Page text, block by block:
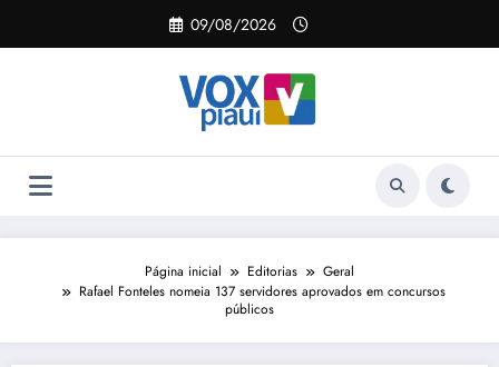
o
09/08/2026
Página inicial Editorias
Geral
Rafael Fonteles nomeia 137 servidores aprovados em concursos
públicos